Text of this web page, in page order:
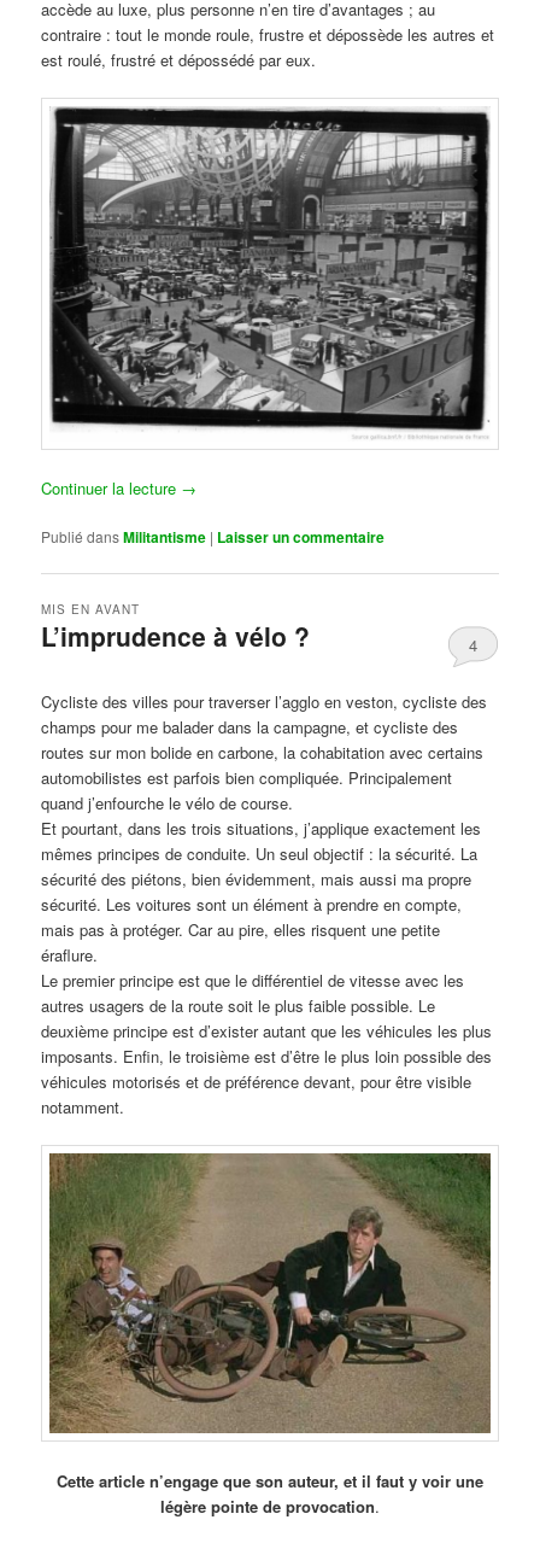
accède au luxe, plus personne n’en tire d’avantages ; au
contraire : tout le monde roule, frustre et dépossède les autres et
est roulé, frustré et dépossédé par eux.
Continuer la lecture →
Publié dansMilitantisme | Laisser un commentaire
L’imprudence à vélo ?
MIS EN AVANT
4
Cycliste des villes pour traverser l’agglo en veston, cycliste des
champs pour me balader dans la campagne, et cycliste des
routes sur mon bolide en carbone, la cohabitation avec certains
automobilistes est parfois bien compliquée. Principalement
quand j’enfourche le vélo de course.
Et pourtant, dans les trois situations, j’applique exactement les
mêmes principes de conduite. Un seul objectif : la sécurité. La
sécurité des piétons, bien évidemment, mais aussi ma propre
sécurité. Les voitures sont un élément à prendre en compte,
mais pas à protéger. Car au pire, elles risquent une petite
éraflure.
Le premier principe est que le différentiel de vitesse avec les
autres usagers de la route soit le plus faible possible. Le
deuxième principe est d’exister autant que les véhicules les plus
imposants. Enfin, le troisième est d’être le plus loin possible des
véhicules motorisés et de préférence devant, pour être visible
notamment.
Cette article n’engage que son auteur, et il faut y voir une
légère pointe de provocation.